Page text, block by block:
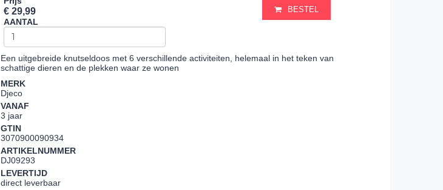
€ 29,99
AANTAL
BESTEL
Een uitgebreide knutseldoos met 6 verschillende activiteiten, helemaal in het teken van
schattige dieren en de plekken waar ze wonen
MERK
Djeco
VANAF
3 jaar
GTIN
3070900090934
ARTIKELNUMMER
DJ09293
LEVERTIJD
direct leverbaar